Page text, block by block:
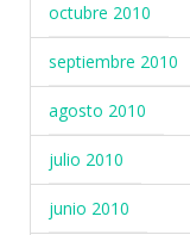
octubre 2010
septiembre 2010
agosto 2010
julio 2010
junio 2010